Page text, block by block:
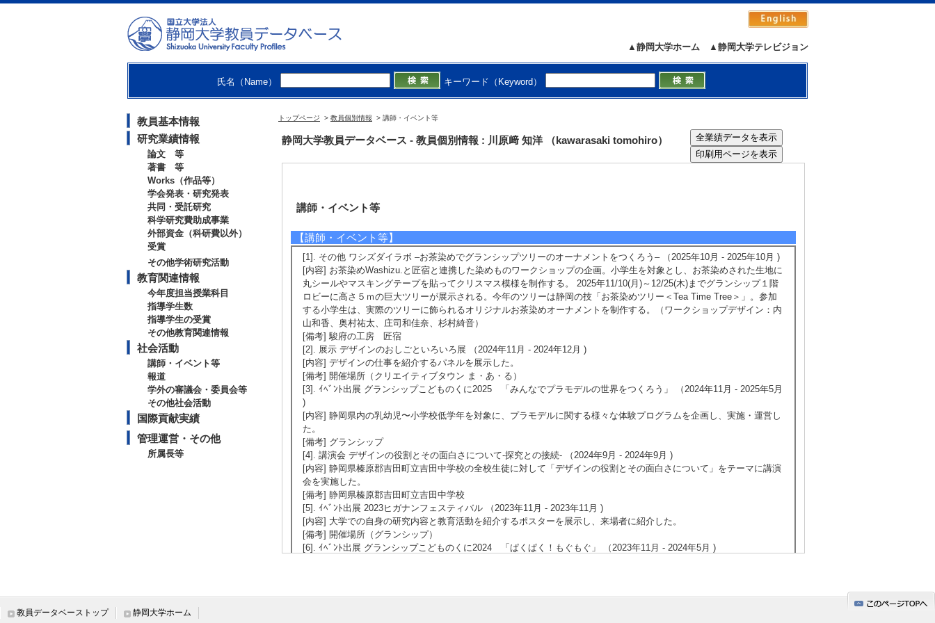
▲静岡大学テレビジョン
▲静岡大学ホーム
氏名（Name） キーワード（Keyword）
教員基本情報
研究業績情報
論文 等
著書 等
Works（作品等）
学会発表・研究発表
共同・受託研究
科学研究費助成事業
外部資金（科研費以外）
受賞
その他学術研究活動
教育関連情報
今年度担当授業科目
指導学生数
指導学生の受賞
その他教育関連情報
社会活動
講師・イベント等
報道
学外の審議会・委員会等
その他社会活動
国際貢献実績
管理運営・その他
所属長等
トップページ > 教員個別情報 > 講師・イベント等
静岡大学教員データベース - 教員個別情報 : 川原﨑 知洋 （kawarasaki tomohiro）
講師・イベント等
【講師・イベント等】
[1]. その他 ワシズダイラボ –お茶染めでグランシップツリーのオーナメントをつくろう– （2025年10月 - 2025年10月 )
[内容] お茶染めWashizu.と匠宿と連携した染めものワークショップの企画。小学生を対象とし、お茶染めされた生地に
丸シールやマスキングテープを貼ってクリスマス模様を制作する。 2025年11/10(月)～12/25(木)までグランシップ１階
ロビーに高さ５ｍの巨大ツリーが展示される。今年のツリーは静岡の技「お茶染めツリー＜Tea Time Tree＞」。参加
する小学生は、実際のツリーに飾られるオリジナルお茶染めオーナメントを制作する。（ワークショップデザイン：内
山和香、奥村祐太、庄司和佳奈、杉村綺音）
[備考] 駿府の工房 匠宿
[2]. 展示 デザインのおしごといろいろ展 （2024年11月 - 2024年12月 )
[内容] デザインの仕事を紹介するパネルを展示した。
[備考] 開催場所（クリエイティブタウン ま・あ・る）
[3]. ｲﾍﾞﾝﾄ出展 グランシップこどものくに2025 「みんなでプラモデルの世界をつくろう」 （2024年11月 - 2025年5月
)
[内容] 静岡県内の乳幼児〜小学校低学年を対象に、プラモデルに関する様々な体験プログラムを企画し、実施・運営し
た。
[備考] グランシップ
[4]. 講演会 デザインの役割とその面白さについて-探究との接続- （2024年9月 - 2024年9月 )
[内容] 静岡県榛原郡吉田町立吉田中学校の全校生徒に対して「デザインの役割とその面白さについて」をテーマに講演
会を実施した。
[備考] 静岡県榛原郡吉田町立吉田中学校
[5]. ｲﾍﾞﾝﾄ出展 2023ヒガナンフェスティバル （2023年11月 - 2023年11月 )
[内容] 大学での自身の研究内容と教育活動を紹介するポスターを展示し、来場者に紹介した。
[備考] 開催場所（グランシップ）
[6]. ｲﾍﾞﾝﾄ出展 グランシップこどものくに2024 「ぱくぱく！もぐもぐ」 （2023年11月 - 2024年5月 )
教員データベーストップ 静岡大学ホーム